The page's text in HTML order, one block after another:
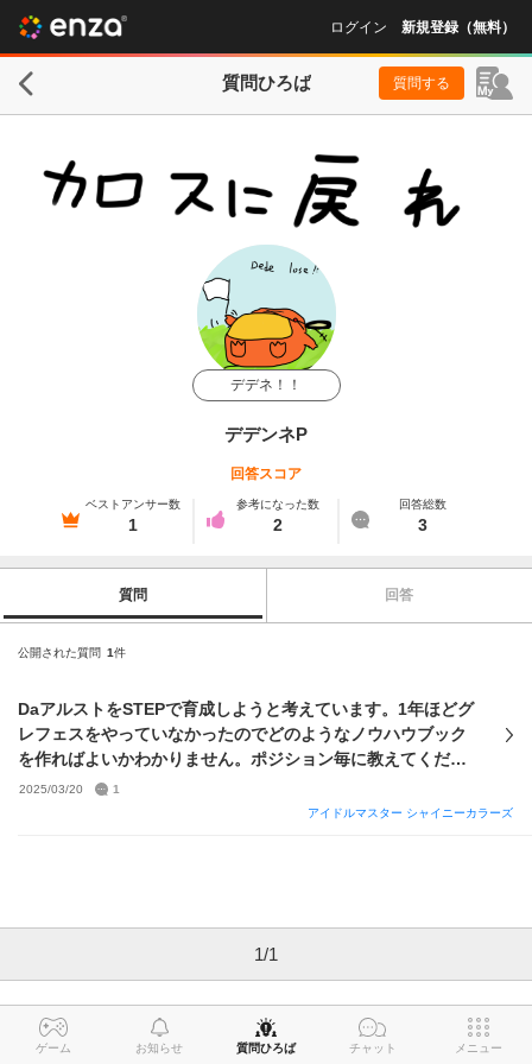
ログイン 新規登録（無料）
質問ひろば 質問する
デデネ！！
デデンネP
回答スコア
ベストアンサー数
1
参考になった数
2
回答総数
3
質問 回答
公開された質問 1件
DaアルストをSTEPで育成しようと考えています。1年ほどグ
レフェスをやっていなかったのでどのようなノウハウブック
を作ればよいかわかりません。ポジション毎に教えてくださ
い！！それとメンタル回復+と打たれ強いと人気者を入れてい
2025/03/20
1
アイドルマスター シャイニーカラーズ
1/1
ゲーム お知らせ 質問ひろば チャット メニュー